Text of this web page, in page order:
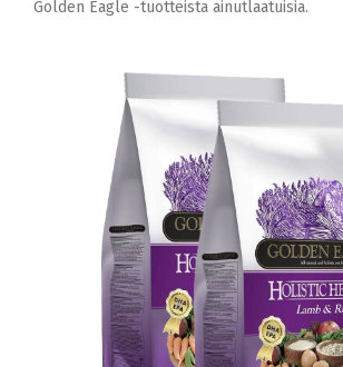
Golden Eagle -tuotteista ainutlaatuisia.